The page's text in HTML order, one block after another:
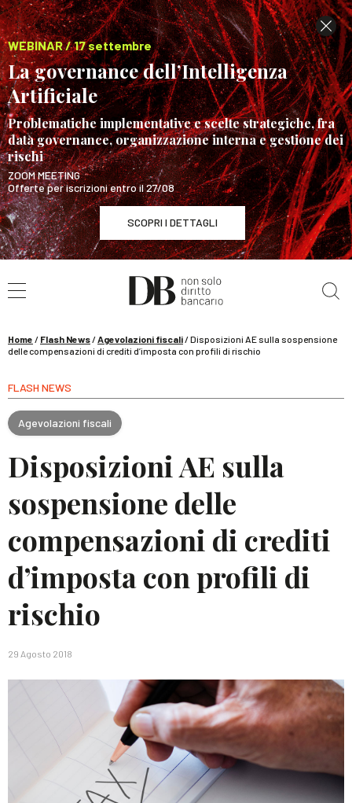
WEBINAR / 17 settembre
La governance dell’Intelligenza
Artificiale
Problematiche implementative e scelte strategiche, fra
data governance, organizzazione interna e gestione dei
rischi
ZOOM MEETING
Offerte per iscrizioni entro il 27/08
SCOPRI I DETTAGLI
WEBINAR / 17 settembre
La governance dell’Intelligenza Artificiale
Home / Flash News/Agevolazioni fiscali/Disposizioni AE sulla sospensione
delle compensazioni di crediti d’imposta con profili di rischio
FLASH NEWS
Agevolazioni fiscali
Disposizioni AE sulla
sospensione delle
compensazioni di crediti
d’imposta con profili di
rischio
29 Agosto 2018